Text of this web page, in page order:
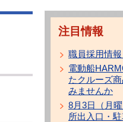
注目情報
職員採用情報
電動船
たクルーズ
みませんか
8月3日（月
所出入口・